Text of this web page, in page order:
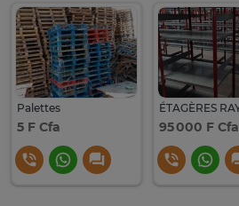
Palettes
5 F Cfa 95 000 F Cfa